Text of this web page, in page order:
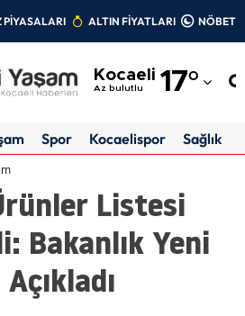
PİYASALARI ALTIN FİYATLARI
Kocaeli
Az bulutlu 17°
Adıyaman
Amasya
Ankara
Antalya
Spor Kocaelispor Sağlık
Listesi
Bakanlık Yeni